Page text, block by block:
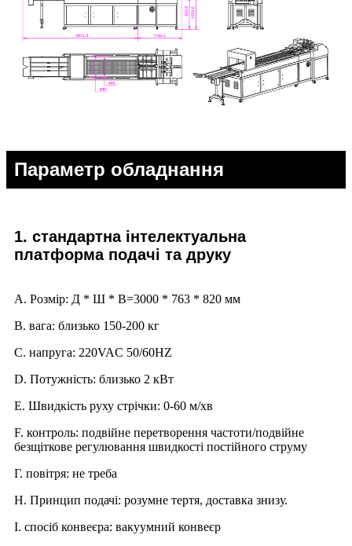
Параметр обладнання
1. стандартна інтелектуальна
платформа подачі та друку
A. Розмір: Д * Ш * В=3000 * 763 * 820 мм
B. вага: близько 150-200 кг
C. напруга: 220VAC 50/60HZ
D. Потужність: близько 2 кВт
E. Швидкість руху стрічки: 0-60 м/хв
F. контроль: подвійне перетворення частоти/подвійне
безщіткове регулювання швидкості постійного струму
Г. повітря: не треба
H. Принцип подачі: розумне тертя, доставка знизу.
І. спосіб конвеєра: вакуумний конвеєр